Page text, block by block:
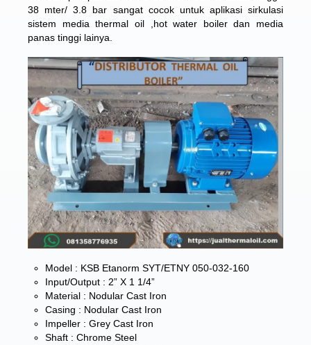
38 mter/ 3.8 bar sangat cocok untuk aplikasi sirkulasi
sistem media thermal oil ,hot water boiler dan media
panas tinggi lainya.
Model : KSB Etanorm SYT/ETNY 050-032-160
Input/Output : 2” X 1 1/4”
Material : Nodular Cast Iron
Casing : Nodular Cast Iron
Impeller : Grey Cast Iron
Shaft : Chrome Steel